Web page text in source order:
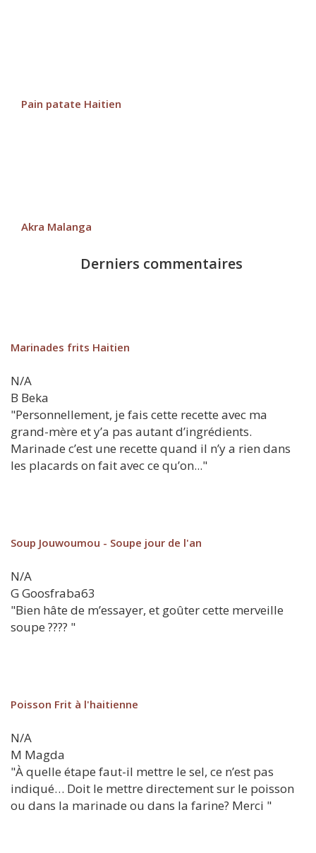
Pain patate Haitien
Akra Malanga
Derniers commentaires
Marinades frits Haitien
N/A
B Beka
"Personnellement, je fais cette recette avec ma
grand-mère et y’a pas autant d’ingrédients.
Marinade c’est une recette quand il n’y a rien dans
les placards on fait avec ce qu’on..."
Soup Jouwoumou - Soupe jour de l'an
N/A
G Goosfraba63
"Bien hâte de m’essayer, et goûter cette merveille
soupe ???? "
Poisson Frit à l'haitienne
N/A
M Magda
"À quelle étape faut-il mettre le sel, ce n’est pas
indiqué… Doit le mettre directement sur le poisson
ou dans la marinade ou dans la farine? Merci "